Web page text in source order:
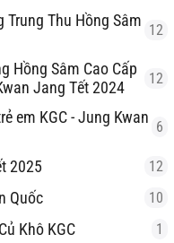
Trung Thu Hồng Sâm 12
Hồng Sâm Cao Cấp
Jang Tết 2024
12
em KGC - Jung Kwan 6
2025 12
Quốc 10
Khô KGC 1